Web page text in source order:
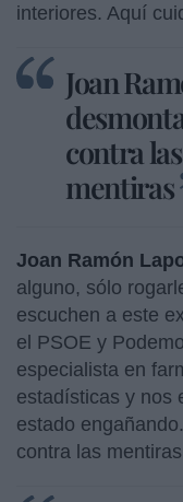
interiores. Aquí
Joan
contra
mentiras
Joan Ramón
alguno, sólo
escuchen a este
el PSOE y
especialista en
estadísticas y nos
estado
contra las